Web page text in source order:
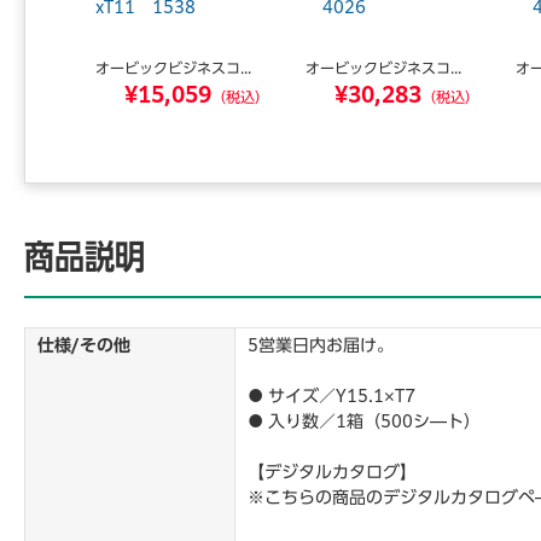
xT11 1538
オービックビジネスコ...
¥15,059 （税込）
4026
オービックビジネスコ...
¥30,283 （税込）
オ
商品説明
仕様/その他 5営業日内お届け。
● サイズ／Y15.1×T7
● 入り数／1箱（500シ―ト）
【デジタルカタログ】
※こちらの商品のデジタルカタログ